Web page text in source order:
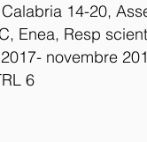
14-20,
Enea, Resp
novembre
6